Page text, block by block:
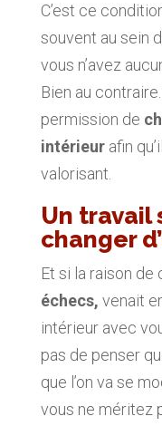
C’est ce
souvent au sein
vous n’avez
Bien au
permission de
intérieurafin
valorisant.
Un travail
changer
Et si la raison
échecs, venait
intérieur avec
pas de penser
que l’on va se
vous ne méritez